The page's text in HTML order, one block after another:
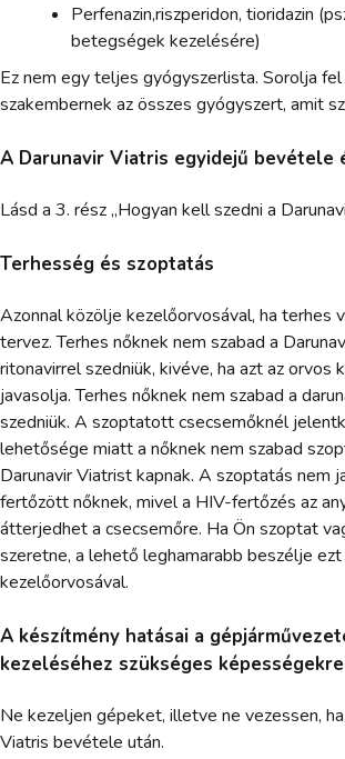
Perfenazin,riszperidon, tioridazin
betegségek kezelésére)
Ez nem egy teljes gyógyszerlista. Sorolja
szakembernek az összes gyógyszert, amit
A Darunavir Viatris egyidejű
Lásd a 3. rész „Hogyan kell szedni a
Terhesség és szoptatás
Azonnal közölje kezelőorvosával, ha terhes
tervez. Terhes nőknek nem szabad a
ritonavirrel szedniük, kivéve, ha azt az orvos
javasolja. Terhes nőknek nem szabad a
szedniük. A szoptatott csecsemőknél
lehetősége miatt a nőknek nem szabad
Darunavir Viatrist kapnak. A szoptatás nem
fertőzött nőknek, mivel a HIV-fertőzés az
átterjedhet a csecsemőre. Ha Ön szoptat
szeretne, a lehető leghamarabb beszélje
kezelőorvosával.
A készítmény hatásai a
kezeléséhez szükséges képességekre
Ne kezeljen gépeket, illetve ne vezessen,
Viatris bevétele után.